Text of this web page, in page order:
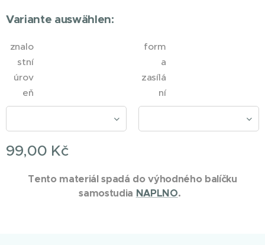
Variante auswählen:
znalo
stní
úrov
eň
form
a
zasílá
ní
99,00 Kč
Tento materiál spadá do výhodného balíčku
samostudia NAPLNO.